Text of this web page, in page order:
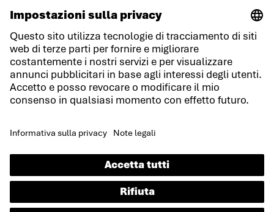
© LOWA Sportschuhe GmbH
Note legali
Protezione dei dati
Cookies
Condizioni di gara
Dichiarazione sull'accessibilità